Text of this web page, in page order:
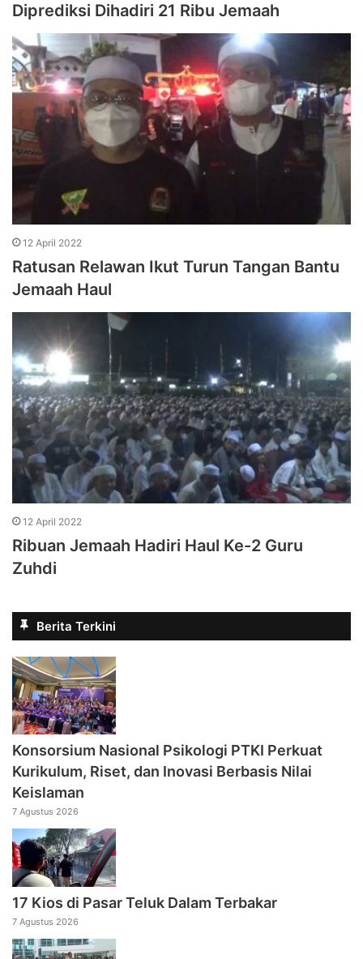
Diprediksi Dihadiri 21 Ribu Jemaah
12 April 2022
Ratusan Relawan Ikut Turun Tangan Bantu
Jemaah Haul
12 April 2022
Ribuan Jemaah Hadiri Haul Ke-2 Guru
Zuhdi
Berita Terkini
Konsorsium Nasional Psikologi PTKI Perkuat
Kurikulum, Riset, dan Inovasi Berbasis Nilai
Keislaman
7 Agustus 2026
17 Kios di Pasar Teluk Dalam Terbakar
7 Agustus 2026